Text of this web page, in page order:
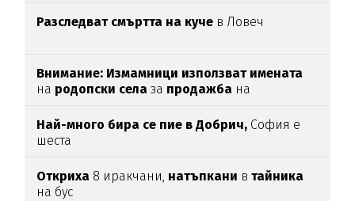
Разследват смъртта на куче в Ловеч
Внимание: Измамници използват имената
на родопски села за продажба на
Най-много бира се пие в Добрич, София е
шеста
Откриха 8 иракчани, натъпкани втайника
на бус